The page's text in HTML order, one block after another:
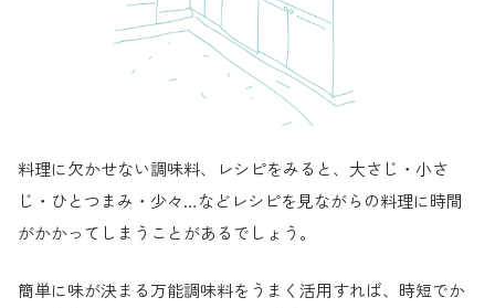
料理に欠かせない調味料、レシピをみると、大さじ・小さ
じ・ひとつまみ・少々…などレシピを見ながらの料理に時間
がかかってしまうことがあるでしょう。
簡単に味が決まる万能調味料をうまく活用すれば、時短でか